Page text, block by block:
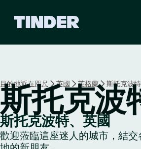
首
頁
目的地近在咫尺 英國 英格蘭 斯托克波特
斯托克波
斯托克波特、英國
歡迎蒞臨這座迷人的城市，結